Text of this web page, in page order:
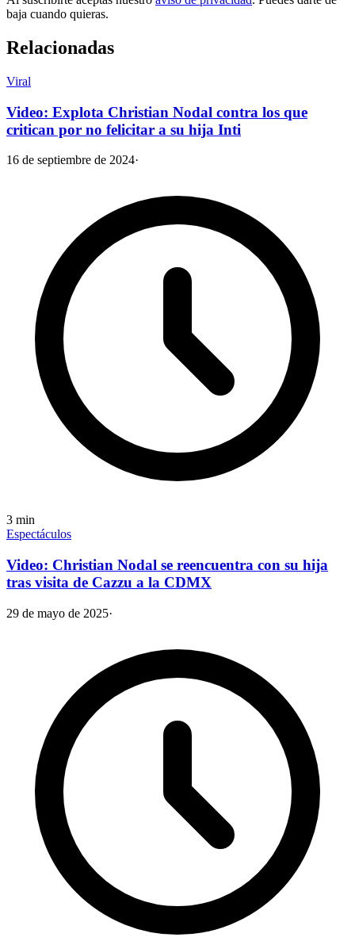
baja cuando quieras.
Relacionadas
Viral
Video: Explota Christian Nodal contra los que
critican por no felicitar a su hija Inti
16 de septiembre de 2024·
3 min
Espectáculos
Video: Christian Nodal se reencuentra con su hija
tras visita de Cazzu a la CDMX
29 de mayo de 2025·